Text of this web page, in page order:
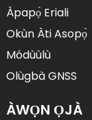
Àpapọ̀ Eriali
Okùn Àti Asopọ̀
Módùùlù
Olùgbà GNSS
ÀWỌN ỌJÀ